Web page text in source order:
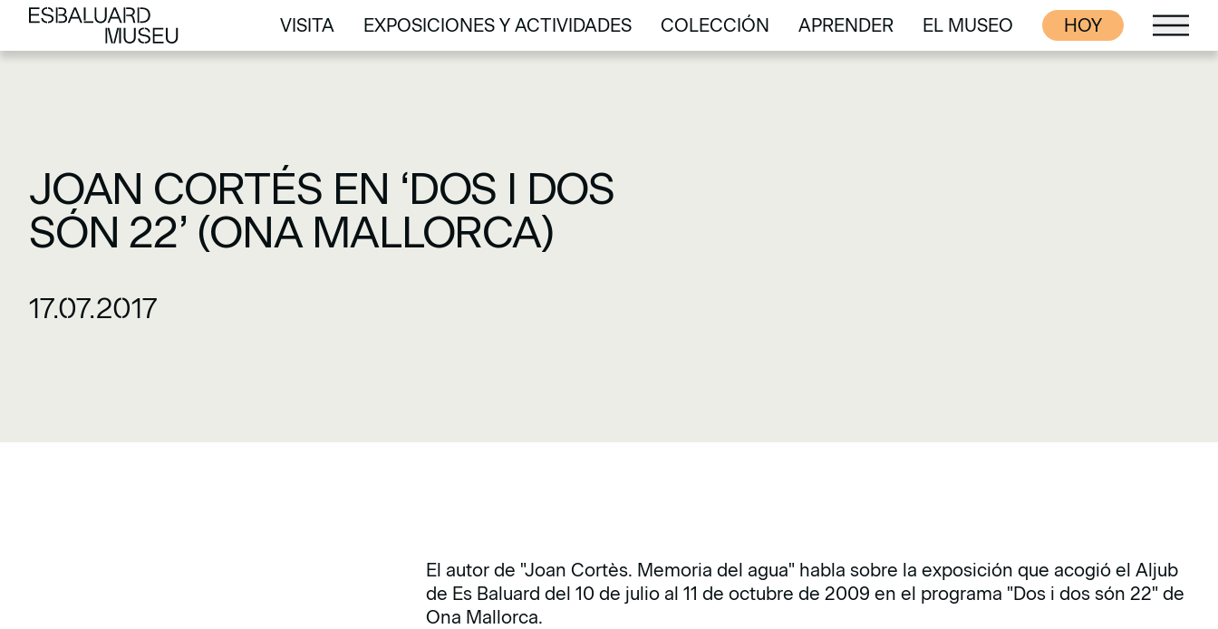
VISITA
VISITA
EXPOSICIONES Y ACTIVIDADES
EXPOSICIONES Y ACTIVIDADES
COLECCIÓN
COLECCIÓN
APRENDER
APRENDER
EL MUSEO
EL MUSEO
HOY
JOAN CORTÉS EN ‘DOS I DOS
SÓN 22’ (ONA MALLORCA)
17.07.2017
El autor de "Joan Cortès. Memoria del agua" habla sobre la exposición que acogió el Aljub
de Es Baluard del 10 de julio al 11 de octubre de 2009 en el programa "Dos i dos són 22" de
Ona Mallorca.